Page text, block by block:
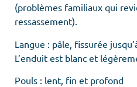
(problèmes familiaux qui
ressassement).
Langue : pâle, fissurée
L’enduit est blanc et
Pouls : lent, fin et profond